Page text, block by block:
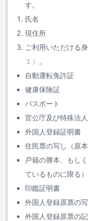
す。
氏名
現住所
ご利用いただける
１）
。
自動運転免許証
健康保険証
パスポート
官公庁及び特殊法
外国人登録証明書
住民票の写し（原本
戸籍の謄本、もし
ているものに限る）
印鑑証明書
外国人登録原票の
外国人登録原票の